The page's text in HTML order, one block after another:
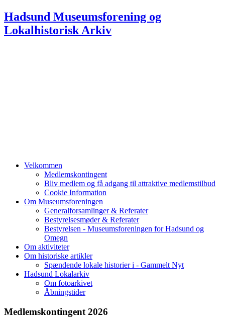
Hadsund Museumsforening og
Lokalhistorisk Arkiv
Velkommen
Medlemskontingent
Bliv medlem og få adgang til attraktive medlemstilbud
Cookie Information
Om Museumsforeningen
Generalforsamlinger & Referater
Bestyrelsesmøder & Referater
Bestyrelsen - Museumsforeningen for Hadsund og
Omegn
Om aktiviteter
Om historiske artikler
Spændende lokale historier i - Gammelt Nyt
Hadsund Lokalarkiv
Om fotoarkivet
Åbningstider
Medlemskontingent 2026